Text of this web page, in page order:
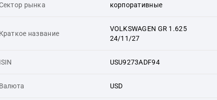
рынка корпоративные
название
VOLKSWAGEN GR 1.625
24/11/27
USU9273ADF94
USD